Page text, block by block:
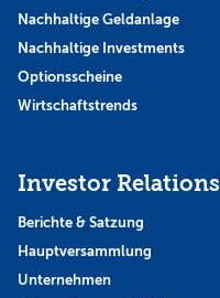
Nachhaltige Geldanlage
Nachhaltige Investments
Optionsscheine
Wirtschaftstrends
Investor Relations
Berichte & Satzung
Hauptversammlung
Unternehmen